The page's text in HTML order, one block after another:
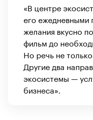
«В центре
его
желания вкусно
фильм до
Но речь не
Другие два
экосистемы —
бизнеса».